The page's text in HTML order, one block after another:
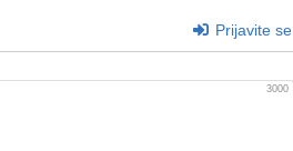
Prijavite se
3000